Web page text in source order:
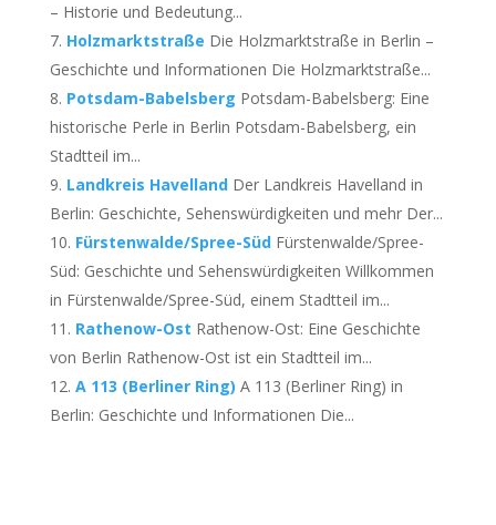
– Historie und Bedeutung...
Holzmarktstraße Die Holzmarktstraße in Berlin –
Geschichte und Informationen Die Holzmarktstraße...
Potsdam-Babelsberg Potsdam-Babelsberg: Eine
historische Perle in Berlin Potsdam-Babelsberg, ein
Stadtteil im...
Landkreis Havelland Der Landkreis Havelland in
Berlin: Geschichte, Sehenswürdigkeiten und mehr Der...
Fürstenwalde/Spree-Süd Fürstenwalde/Spree-
Süd: Geschichte und Sehenswürdigkeiten Willkommen
in Fürstenwalde/Spree-Süd, einem Stadtteil im...
Rathenow-Ost Rathenow-Ost: Eine Geschichte
von Berlin Rathenow-Ost ist ein Stadtteil im...
A 113 (Berliner Ring) A 113 (Berliner Ring) in
Berlin: Geschichte und Informationen Die...